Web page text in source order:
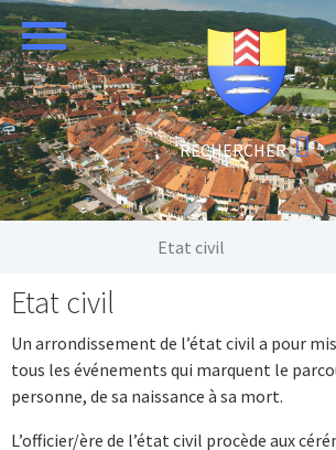
Aller au contenu principal
Etat civil
Etat civil
Un arrondissement de l’état civil a pour
tous les événements qui marquent le
personne, de sa naissance à sa mort.
L’officier/ère de l’état civil procède aux